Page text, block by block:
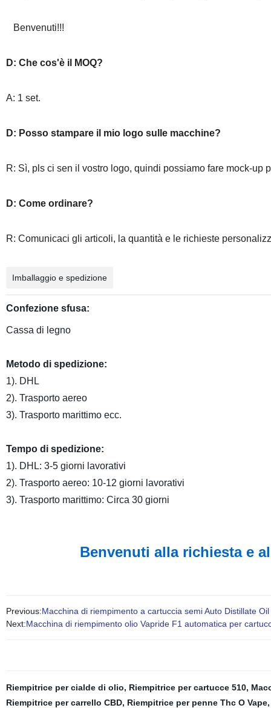
Benvenuti!!!
D: Che cos'è il MOQ?
A: 1 set.
D: Posso stampare il mio logo sulle macchine?
R: Sì, pls ci sen il vostro logo, quindi possiamo fare mock-up
D: Come ordinare?
R: Comunicaci gli articoli, la quantità e le richieste
Imballaggio e spedizione
Confezione sfusa:
Cassa di legno
Metodo di spedizione:
1). DHL
2). Trasporto aereo
3). Trasporto marittimo ecc.
Tempo di spedizione:
1). DHL: 3-5 giorni lavorativi
2). Trasporto aereo: 10-12 giorni lavorativi
3). Trasporto marittimo: Circa 30 giorni
Benvenuti alla richiesta e
Previous:Macchina di riempimento a cartuccia semi Auto Distillate Oil
Next:Macchina di riempimento olio Vapride F1 automatica per
Riempitrice per cialde di olio, Riempitrice per cartucce 510,
Riempitrice per carrello CBD, Riempitrice per penne Thc O Vape